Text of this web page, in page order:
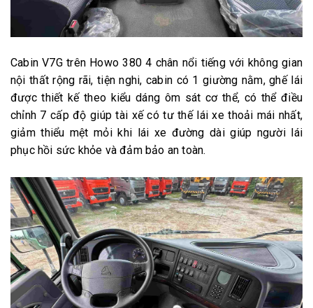
Cabin V7G trên Howo 380 4 chân nổi tiếng với không gian
nội thất rộng rãi, tiện nghi, cabin có 1 giường nằm, ghế lái
được thiết kế theo kiểu dáng ôm sát cơ thể, có thể điều
chỉnh 7 cấp độ giúp tài xế có tư thế lái xe thoải mái nhất,
giảm thiểu mệt mỏi khi lái xe đường dài giúp người lái
phục hồi sức khỏe và đảm bảo an toàn.